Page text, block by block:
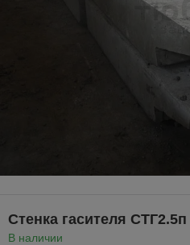
Стенка гасителя
В наличии